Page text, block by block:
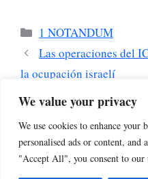
We value your privacy
We use cookies to enhance your
personalised ads or content,
"Accept All", you consent to our
Categorías
1 NOTANDUM
Las operaciones del
la ocupación israelí
BARCELONADOT
comunidad